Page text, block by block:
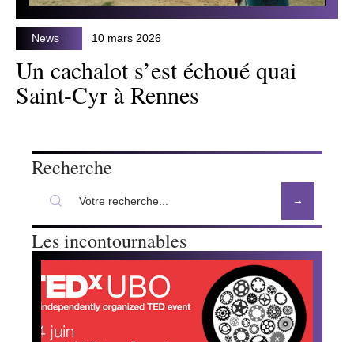
News 10 mars 2026
Un cachalot s’est échoué quai
Saint-Cyr à Rennes
Recherche
Les incontournables